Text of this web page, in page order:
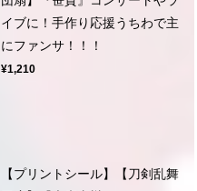
イブに！手作り応援うちわで主
にファンサ！！！
¥1,210
【プリントシール】【刀剣乱舞